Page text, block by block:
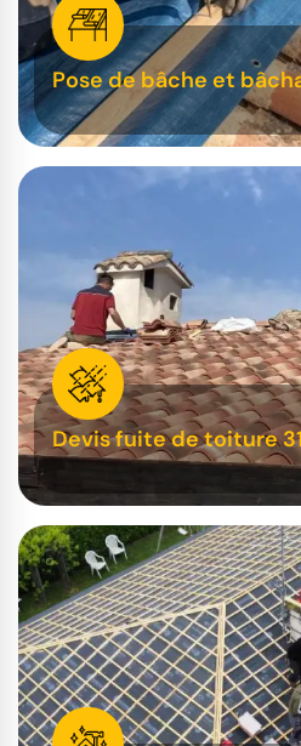
Pose de bâche et
Devis fuite de toiture